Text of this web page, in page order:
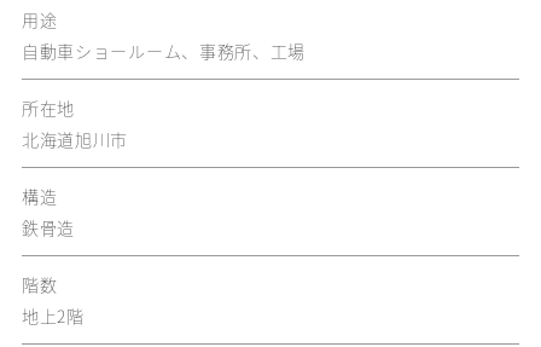
用途
自動車ショールーム、事務所、工場
所在地
北海道旭川市
構造
鉄骨造
階数
地上2階